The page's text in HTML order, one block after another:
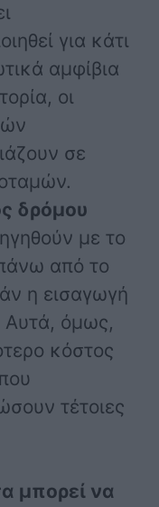
για κάτι
αμφίβια
οι
σε
δρόμου
με το
από το
η εισαγωγή
Αυτά, όμως,
κόστος
τέτοιες
μπορεί να